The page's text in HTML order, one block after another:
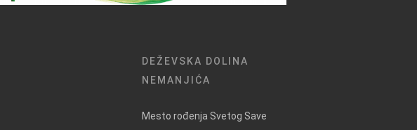
DEŽEVSKA DOLINA
NEMANJIĆA
Mesto rođenja Svetog Save